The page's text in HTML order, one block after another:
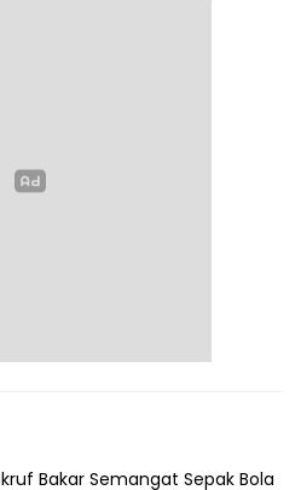
Bakar Semangat Sepak Bola